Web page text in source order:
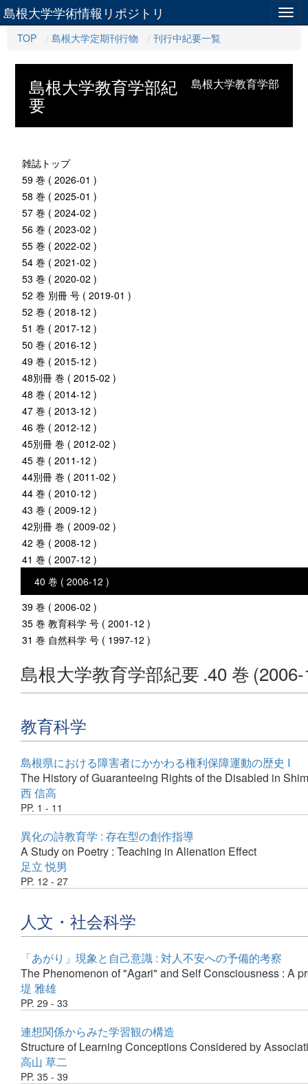
島根大学学術情報リポジトリ
TOP 島根大学定期刊行物 刊行中紀要一覧
島根大学教育学部
島根大学教育学部紀
要
雑誌トップ
59 巻 ( 2026-01 )
58 巻 ( 2025-01 )
57 巻 ( 2024-02 )
56 巻 ( 2023-02 )
55 巻 ( 2022-02 )
54 巻 ( 2021-02 )
53 巻 ( 2020-02 )
52 巻 別冊 号 ( 2019-01 )
52 巻 ( 2018-12 )
51 巻 ( 2017-12 )
50 巻 ( 2016-12 )
49 巻 ( 2015-12 )
48別冊 巻 ( 2015-02 )
48 巻 ( 2014-12 )
47 巻 ( 2013-12 )
46 巻 ( 2012-12 )
45別冊 巻 ( 2012-02 )
45 巻 ( 2011-12 )
44別冊 巻 ( 2011-02 )
44 巻 ( 2010-12 )
43 巻 ( 2009-12 )
42別冊 巻 ( 2009-02 )
42 巻 ( 2008-12 )
41 巻 ( 2007-12 )
40 巻 ( 2006-12 )
39 巻 ( 2006-02 )
35 巻 教育科学 号 ( 2001-12 )
31 巻 自然科学 号 ( 1997-12 )
島根大学教育学部紀要 .40 巻
教育科学
島根県における障害者にかかわる権利保障運動の歴史 I
The History of Guaranteeing Rights of the Disabled in
西 信高
PP. 1 - 11
異化の詩教育学 : 存在型の創作指導
A Study on Poetry : Teaching in Alienation Effect
足立 悦男
PP. 12 - 27
人文・社会科学
「あがり」現象と自己意識 : 対人不安への予備的考察
The Phenomenon of "Agari" and Self Consciousness : A
堤 雅雄
PP. 29 - 33
連想関係からみた学習観の構造
Structure of Learning Conceptions Considered by
高山 草二
PP. 35 - 39